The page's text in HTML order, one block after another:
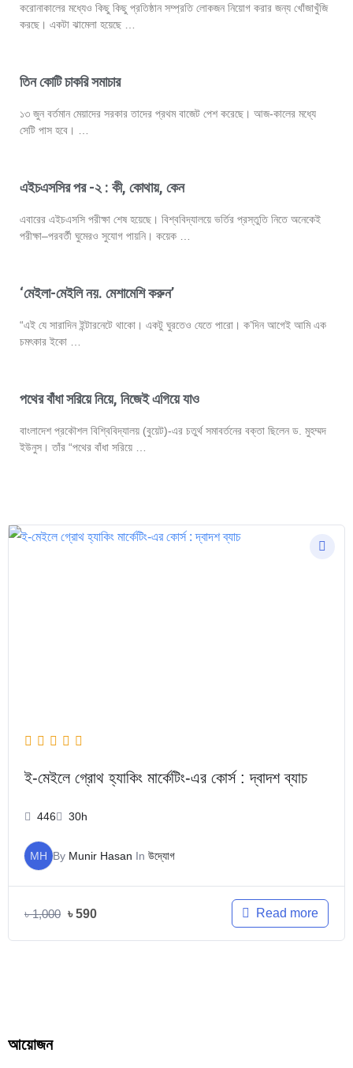
করোনাকালের মধ্যেও কিছু কিছু প্রতিষ্ঠান সম্প্রতি লোকজন নিয়োগ করার জন্য খোঁজাখুঁজি
করছে। একটা ঝামেলা হয়েছে …
তিন কোটি চাকরি সমাচার
১৩ জুন বর্তমান মেয়াদের সরকার তাদের প্রথম বাজেট পেশ করেছে। আজ-কালের মধ্যে
সেটি পাস হবে। …
এইচএসসির পর -২ : কী, কোথায়, কেন
এবারের এইচএসসি পরীক্ষা শেষ হয়েছে। বিশ্ববিদ্যালয়ে ভর্তির প্রস্তুতি নিতে অনেকেই
পরীক্ষা–পরবর্তী ঘুমেরও সুযোগ পায়নি। কয়েক …
‘মেইলা-মেইলি নয়. মেশামেশি করুন’
“এই যে সারাদিন ইন্টারনেটে থাকো। একটু ঘুরতেও যেতে পারো। ক’দিন আগেই আমি এক
চমৎকার ইকো …
পথের বাঁধা সরিয়ে নিয়ে, নিজেই এগিয়ে যাও
বাংলাদেশ প্রকৌশল বিশ্বিবিদ্যালয় (বুয়েট)-এর চতুর্থ সমাবর্তনের বক্তা ছিলেন ড. মুহম্মদ
ইউনুস। তাঁর “পথের বাঁধা সরিয়ে …
ই-মেইলে গ্রোথ হ্যাকিং মার্কেটিং-এর কোর্স : দ্বাদশ ব্যাচ
446 30h
MH By Munir Hasan In উদ্যোগ
৳1,000 ৳590 Read more
আয়োজন